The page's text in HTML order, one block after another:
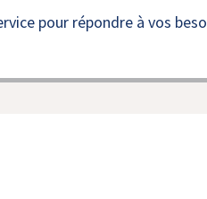
pour répondre à vos